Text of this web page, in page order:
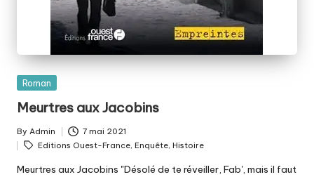
Posted
Roman
Meurtres aux Jacobins
Posted
by
By Admin 7 mai 2021
Tags:
Editions Ouest-France, Enquête, Histoire
Meurtres aux Jacobins "Désolé de te réveiller, Fab', mais il faut